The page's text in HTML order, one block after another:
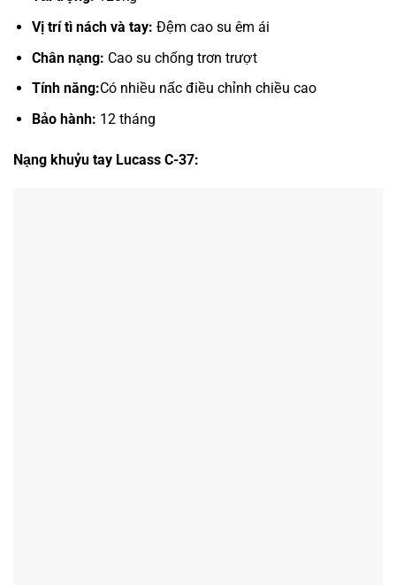
Vị trí tì nách và tay: Đệm cao su êm ái
Chân nạng: Cao su chống trơn trượt
Tính năng:Có nhiều nấc điều chỉnh chiều cao
Bảo hành: 12 tháng
Nạng khuỷu tay Lucass C-37: